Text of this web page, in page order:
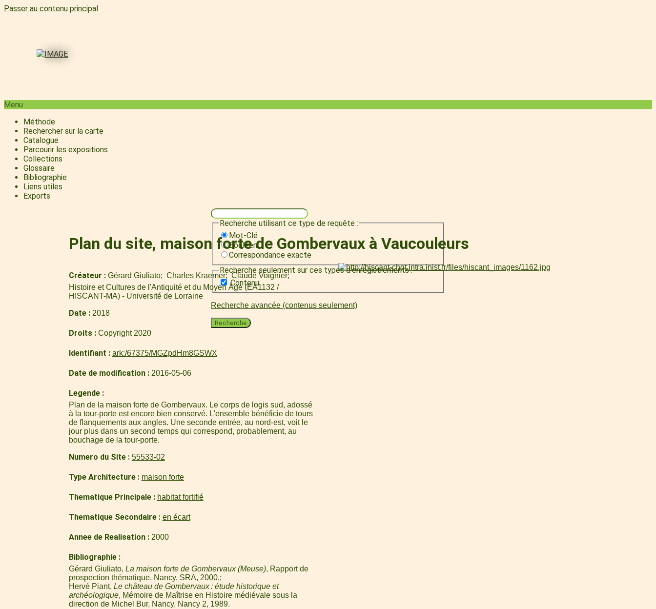
Passer au contenu principal
Menu
Méthode
Rechercher sur la carte
Catalogue
Parcourir les expositions
Collections
Glossaire
Bibliographie
Liens utiles
Exports
Recherche utilisant ce type de requête :
Mot-Clé
Booléen
Correspondance exacte
Recherche seulement sur ces types d'enregistrements :
Contenu
Recherche avancée (contenus seulement)
Recherche
Plan du site, maison forte de Gombervaux à Vaucouleurs
Créateur Gérard Giuliato Charles Kraemer
Claude Voignier
Histoire et Cultures de l'Antiquité et du Moyen Âge (EA1132 /
HISCANT-MA) - Université de Lorraine
Date 2018
Droits Copyright 2020
Identifiant ark:/67375/MGZpdHm8GSWX
Date de modification 2016-05-06
Legende
Plan de la maison forte de Gombervaux. Le corps de logis sud, adossé
à la tour-porte est encore bien conservé. L'ensemble bénéficie de tours
de flanquements aux angles. Une seconde entrée, au nord-est, voit le
jour plus dans un second temps qui correspond, probablement, au
bouchage de la tour-porte.
Numero du Site 55533-02
Type Architecture maison forte
Thematique Principale habitat fortifié
Thematique Secondaire en écart
Annee de Realisation 2000
Bibliographie
Gérard Giuliato, La maison forte de Gombervaux (Meuse), Rapport de
prospection thématique, Nancy, SRA, 2000.
Hervé Piant, Le château de Gombervaux : étude historique et
archéologique, Mémoire de Maîtrise en Histoire médiévale sous la
direction de Michel Bur, Nancy, Nancy 2, 1989.